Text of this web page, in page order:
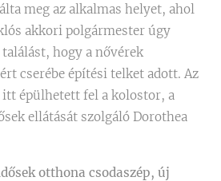
meg az alkalmas helyet, ahol
akkori polgármester úgy
hogy a nővérek
cserébe építési telket adott. Az
itt épülhetett fel a kolostor, a
ellátását szolgáló Dorothea
otthona csodaszép, új